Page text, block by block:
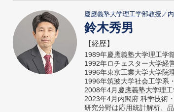
慶應義塾大学理工学部教授／
鈴木秀男
【経歴】
1989年慶應義塾大学理工学
1992年ロチェスター大学経
1996年東京工業大学大学院
1996年筑波大学社会工学系
2008年4月慶應義塾大学理
2023年4月内閣府 科学技術
研究分野は応用統計解析、